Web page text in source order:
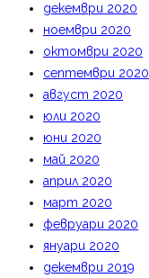
декември 2020
ноември 2020
октомври 2020
септември 2020
август 2020
юли 2020
юни 2020
май 2020
април 2020
март 2020
февруари 2020
януари 2020
декември 2019